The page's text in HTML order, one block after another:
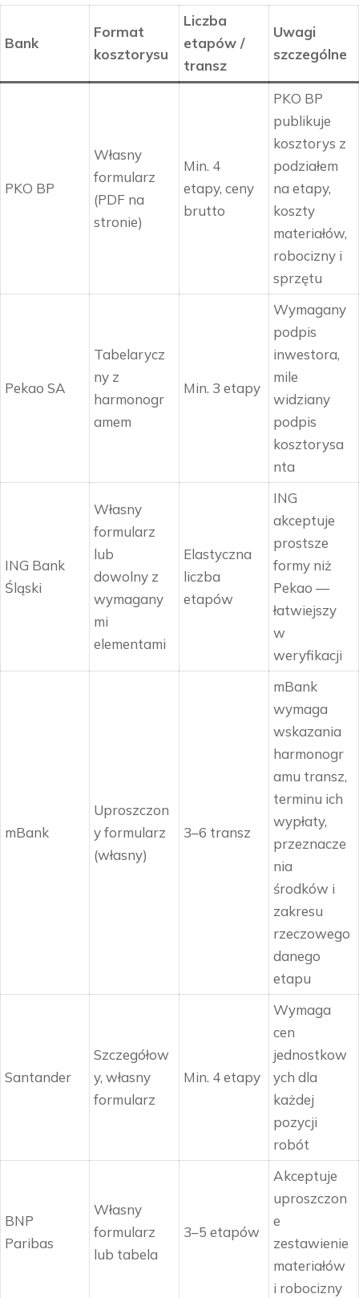
Bank
Format
kosztorysu
Liczba
etapów /
transz
Uwagi
szczególne
PKO BP
Własny
formularz
(PDF na
stronie)
Min. 4
etapy, ceny
brutto
PKO BP
publikuje
kosztorys z
podziałem
na etapy,
koszty
materiałów,
robocizny i
sprzętu
Pekao SA
Tabelarycz
ny z
harmonogr
amem
Min. 3 etapy
Wymagany
podpis
inwestora,
mile
widziany
podpis
kosztorysa
nta
ING Bank
Śląski
Własny
formularz
lub
dowolny z
wymagany
mi
elementami
Elastyczna
liczba
etapów
ING
akceptuje
prostsze
formy niż
Pekao —
łatwiejszy
w
weryfikacji
mBank
Uproszczon
y formularz
(własny)
3–6 transz
mBank
wymaga
wskazania
harmonogr
amu transz,
terminu ich
wypłaty,
przeznacze
nia
środków i
zakresu
rzeczowego
danego
etapu
Santander
Szczegółow
y, własny
formularz
Min. 4 etapy
Wymaga
cen
jednostkow
ych dla
każdej
pozycji
robót
BNP
Paribas
Własny
formularz
lub tabela
3–5 etapów
Akceptuje
uproszczon
e
zestawienie
materiałów
i robocizny